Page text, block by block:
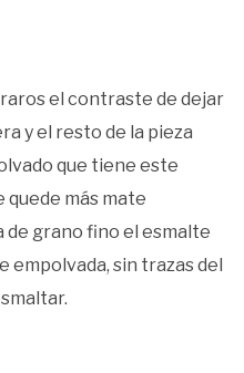
el contraste de dejar
y el resto de la pieza
que tiene este
quede más mate
de grano fino el esmalte
empolvada, sin trazas del